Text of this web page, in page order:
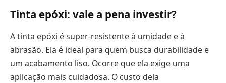
Tinta epóxi: vale a pena investir?
A tinta epóxi é super-resistente à umidade e à
abrasão. Ela é ideal para quem busca durabilidade e
um acabamento liso. Ocorre que ela exige uma
aplicação mais cuidadosa. O custo dela